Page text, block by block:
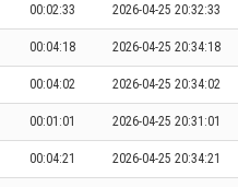
00:02:33 2026-04-25 20:32:33
00:04:18 2026-04-25 20:34:18
00:04:02 2026-04-25 20:34:02
00:01:01 2026-04-25 20:31:01
00:04:21 2026-04-25 20:34:21